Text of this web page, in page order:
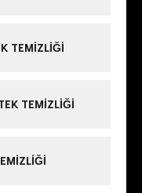
TEMIZLIĞI
TEMIZLIĞI